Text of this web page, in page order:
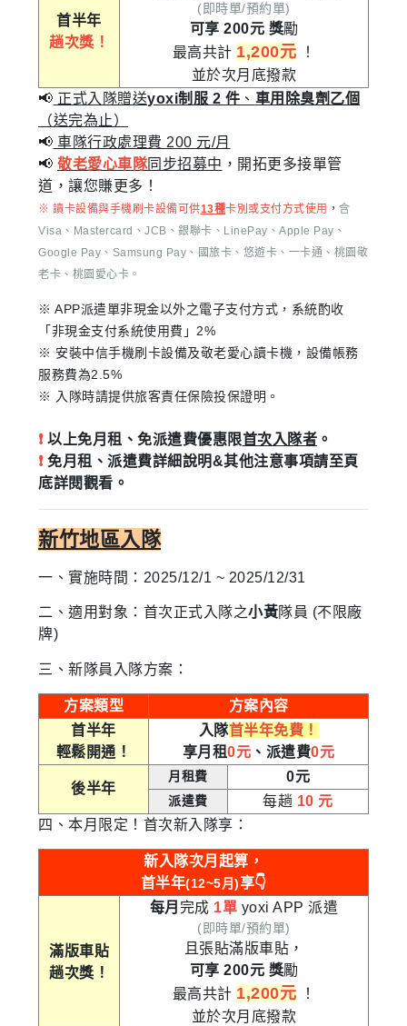
首半年
趟次獎！
(即時單/預約單)
可享 200元 獎勵
最高共計 1,200元 ！
並於次月底撥款
📢 正式入隊贈送yoxi制服 2 件 、 車用除臭劑乙個
（送完為止）
📢 車隊行政處理費 200 元/月
📢 敬老愛心車隊同步招募中 ，開拓更多接單管
道，讓您賺更多！
※ 讀卡設備與手機刷卡設備可供13種卡別或支付方式使用 ， 含
Visa、Mastercard、JCB、銀聯卡、LinePay、Apple Pay、
Google Pay、Samsung Pay、國旅卡、悠遊卡、一卡通、桃園敬
老卡、桃園愛心卡。
※ APP派遣單非現金以外之電子支付方式，系統酌收
「非現金支付系統使用費」2%
※ 安裝中信手機刷卡設備及敬老愛心讀卡機，設備帳務
服務費為2.5%
※ 入隊時請提供旅客責任保險投保證明。
❗ 以上免月租、免派遣費優惠限首次入隊者 。
❗ 免月租、派遣費詳細說明&其他注意事項請至頁
底詳閱觀看。
新竹地區入隊
一、實施時間：2025/12/1 ~ 2025/12/31
二、適用對象：首次正式入隊之小黃隊員 (不限廠
牌)
三、新隊員入隊方案：
方案類型
方案內容
首半年
輕鬆開通！
入隊首半年免費！
享月租0元 、派遣費0元
後半年
月租費 0元
派遣費 每趟 10 元
四、本月限定！首次新入隊享：
新入隊次月起算，
首半年(12~5月)享👇
滿版車貼
趟次獎！
每月 完成 1單 yoxi APP 派遣
(即時單/預約單)
且張貼滿版車貼，
可享 200元 獎勵
最高共計 1,200元 ！
並於次月底撥款